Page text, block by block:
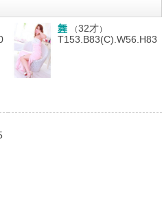
舞 （32才）
T153.B83(C).W56.H83